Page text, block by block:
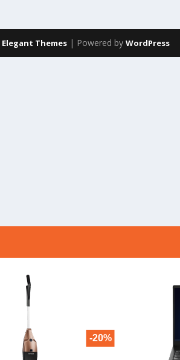
Elegant Themes | Powered byWordPress